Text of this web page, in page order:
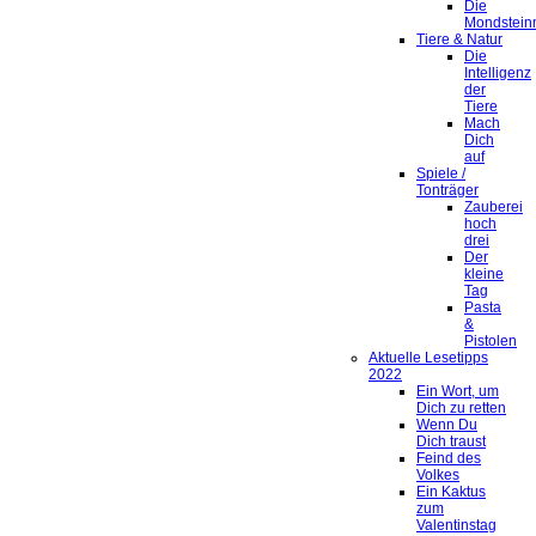
Die
Tiere & Natur
Die
Intelligenz
der
Tiere
Mach
Dich
auf
Spiele /
Tonträger
Zauberei
hoch
drei
Der
kleine
Tag
Pasta
&
Pistolen
Aktuelle Lesetipps
2022
Ein Wort, um
Dich zu retten
Wenn Du
Dich traust
Feind des
Volkes
Ein Kaktus
zum
Valentinstag